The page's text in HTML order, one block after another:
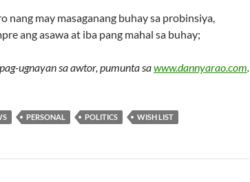
nang may masaganang buhay sa probinsiya,
ang asawa at iba pang mahal sa buhay;
ugnayan sa awtor, pumunta sawww.dannyarao.com.
PERSONAL POLITICS WISH LIST